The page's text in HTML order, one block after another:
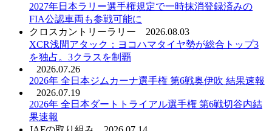
2027年日本ラリー選手権規定で一時抹消登録済みの
FIA公認車両も参戦可能に
クロスカントリーラリー
2026.08.03
XCR浅間アタック：ヨコハマタイヤ勢が総合トップ3
を独占。3クラスを制覇
2026.07.26
2026年 全日本ジムカーナ選手権 第6戦奥伊吹 結果速報
2026.07.19
2026年 全日本ダートトライアル選手権 第6戦切谷内結
果速報